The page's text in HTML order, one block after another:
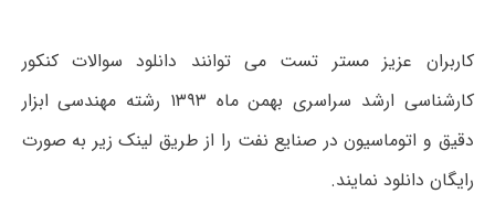
کاربران عزیز مستر تست می توانند دانلود سوالات کنکور
کارشناسی ارشد سراسری بهمن ماه ۱۳۹۳ رشته مهندسی ابزار
دقیق و اتوماسیون در صنایع نفت را از طریق لینک زیر به صورت
رایگان دانلود نمایند.